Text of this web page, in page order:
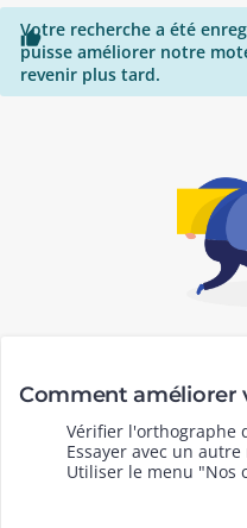

Votre recherche a été
puisse améliorer notre
revenir plus tard.
Comment améliorer
Vérifier l'orthographe
Essayer avec un
Utiliser le menu "Nos